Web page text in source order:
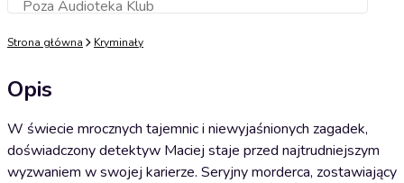
Poza Audioteka KlubDodaj do koszyka
Strona główna Kryminały
Opis
W świecie mrocznych tajemnic i niewyjaśnionych zagadek,
doświadczony detektyw Maciej staje przed najtrudniejszym
wyzwaniem w swojej karierze. Seryjny morderca, zostawiający